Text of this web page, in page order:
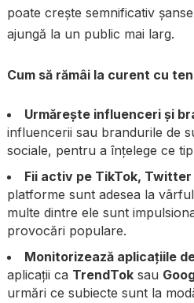
poate crește semnificativ
ajungă la un public mai larg.
Cum să rămâi la curent cu
Urmărește influenceri și
influencerii sau brandurile de
sociale, pentru a înțelege ce
Fii activ pe TikTok,
platforme sunt adesea la
multe dintre ele sunt
provocări populare.
Monitorizează aplicațiile
aplicații ca TrendToksau
urmări ce subiecte sunt la